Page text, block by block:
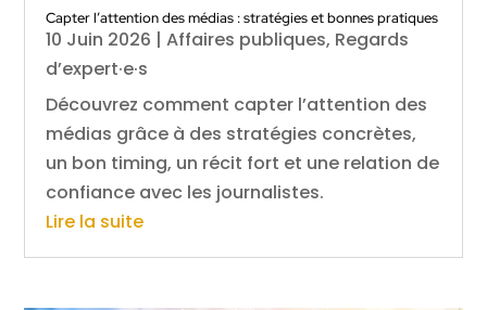
Capter l’attention des médias : stratégies et bonnes pratiques
10 Juin 2026 |Affaires publiques, Regards
d’expert·e·s
Découvrez comment capter l’attention des
médias grâce à des stratégies concrètes,
un bon timing, un récit fort et une relation de
confiance avec les journalistes.
Lire la suite